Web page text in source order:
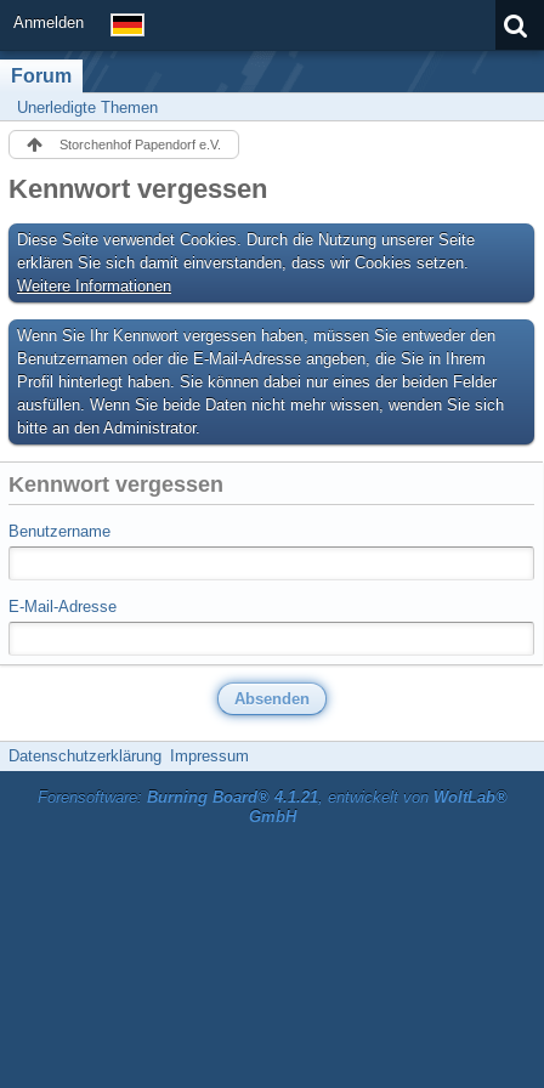
Anmelden
Forum
Unerledigte Themen
Storchenhof Papendorf e.V.
Kennwort vergessen
Diese Seite verwendet Cookies. Durch die Nutzung unserer Seite
erklären Sie sich damit einverstanden, dass wir Cookies setzen.
Weitere Informationen
Wenn Sie Ihr Kennwort vergessen haben, müssen Sie entweder den
Benutzernamen oder die E-Mail-Adresse angeben, die Sie in Ihrem
Profil hinterlegt haben. Sie können dabei nur eines der beiden Felder
ausfüllen. Wenn Sie beide Daten nicht mehr wissen, wenden Sie sich
bitte an den Administrator.
Kennwort vergessen
Benutzername
E-Mail-Adresse
Datenschutzerklärung Impressum
Forensoftware: Burning Board® 4.1.21, entwickelt von WoltLab®
GmbH